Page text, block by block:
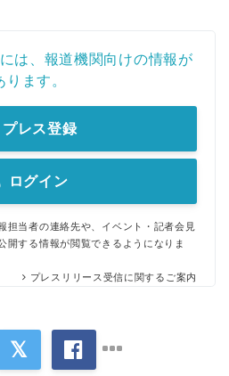
は、報道機関向けの情報が
ります。
プレス登録
ログイン
担当者の連絡先や、イベント・記者会見
開する情報が閲覧できるようになりま
プレスリリース受信に関するご案内